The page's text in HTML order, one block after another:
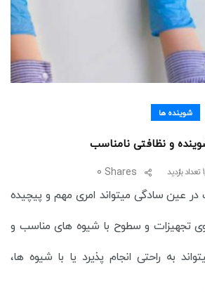
شوینده ها
و نظافتی نامناسب
Shares
0
در عین سادگی میتواند امری مهم و پیچیده
تجهیزات و سطوح با شیوه های مناسب و
به راحتی انجام پذیرد یا با شیوه ها،